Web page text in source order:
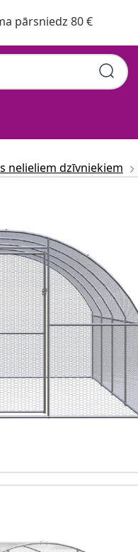
pārsniedz 80 €
nelieliem dzīvniekiem